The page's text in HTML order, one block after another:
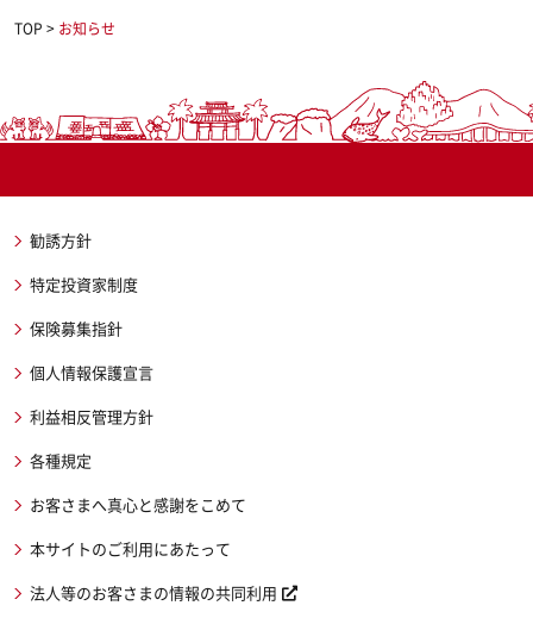
TOP > お知らせ
勧誘方針
特定投資家制度
保険募集指針
個人情報保護宣言
利益相反管理方針
各種規定
お客さまへ真心と感謝をこめて
本サイトのご利用にあたって
法人等のお客さまの情報の共同利用